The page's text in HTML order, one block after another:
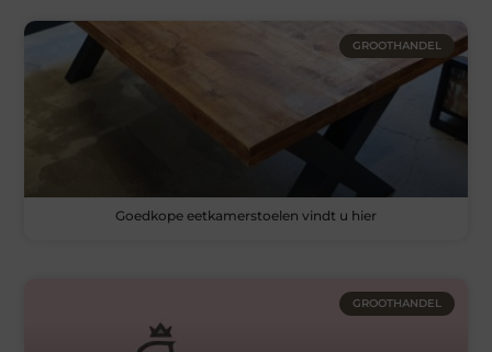
GROOTHANDEL
Goedkope eetkamerstoelen vindt u hier
GROOTHANDEL